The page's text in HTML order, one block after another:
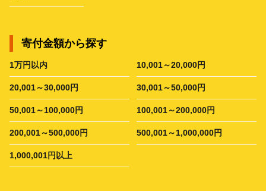
寄付金額から探す
1万円以内 10,001～20,000円
20,001～30,000円 30,001～50,000円
50,001～100,000円 100,001～200,000円
200,001～500,000円 500,001～1,000,000円
1,000,001円以上